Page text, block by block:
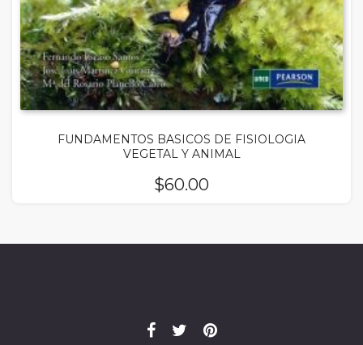
FUNDAMENTOS BASICOS DE FISIOLOGIA
VEGETAL Y ANIMAL
$60.00